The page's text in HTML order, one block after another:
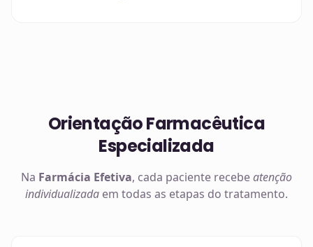
Orientação Farmacêutica
Especializada
Na Farmácia Efetiva, cada paciente recebeatenção
individualizada em todas as etapas do tratamento.